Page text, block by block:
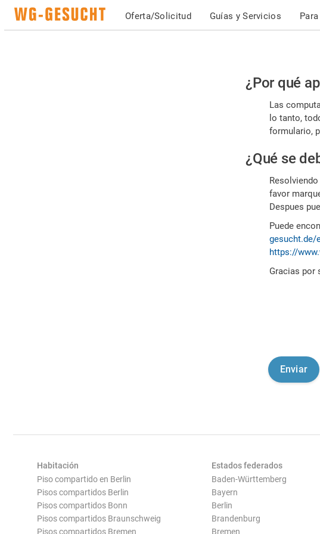
Oferta/Solicitud Guías y Servicios
Por
favor,
confirme
es
humano
¿Por qué
Las
lo tanto,
formulario,
¿Qué se
favor
Despues
Puede
gesucht.de/
https://
Gracias por
Habitación
Piso compartido en Berlin
Pisos compartidos Berlin
Pisos compartidos Bonn
Pisos compartidos Braunschweig
Pisos compartidos Bremen
Estados federados
Baden-Württemberg
Bayern
Berlin
Brandenburg
Bremen